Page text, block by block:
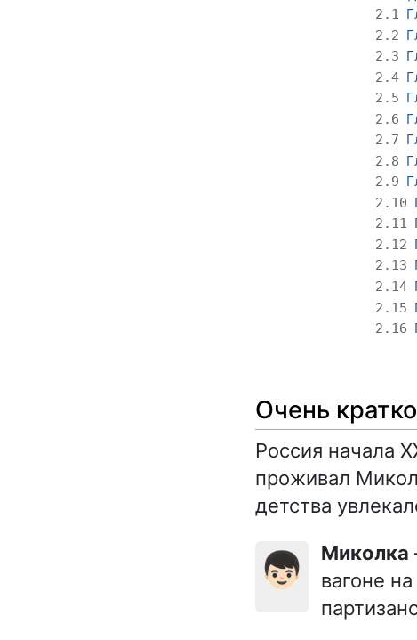
2.1
2.2
2.3
2.4
2.5
2.6
2.7
2.8
2.9
2.10
2.11
2.12
2.13
2.14
2.15
2.16
Очень
Россия начала
проживал
детства
👦🏻 Миколка
вагоне